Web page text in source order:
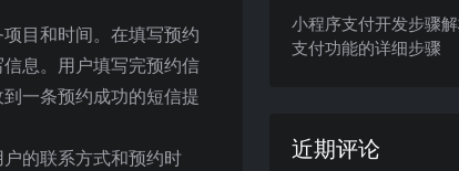
目和时间。在填写预约
息。用户填写完预约信
一条预约成功的短信提
的联系方式和预约时
小程序支付开发步骤
支付功能的详细步骤
近期评论